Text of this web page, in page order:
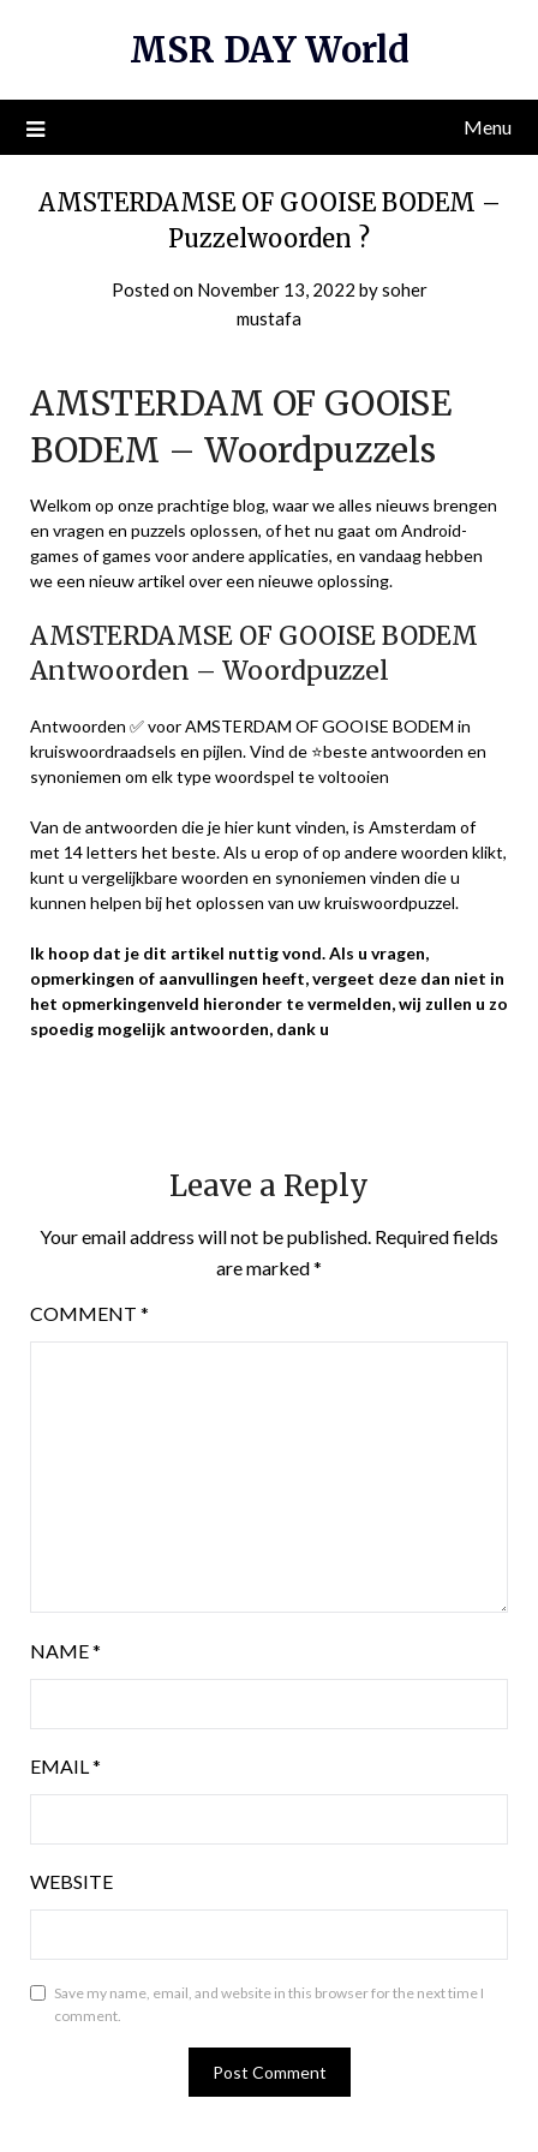
MSR DAY World
Menu
AMSTERDAMSE OF GOOISE BODEM –
Puzzelwoorden ?
Posted on November 13, 2022 bysoher
mustafa
AMSTERDAM OF GOOISE
BODEM – Woordpuzzels
Welkom op onze prachtige blog, waar we alles nieuws brengen
en vragen en puzzels oplossen, of het nu gaat om Android-
games of games voor andere applicaties, en vandaag hebben
we een nieuw artikel over een nieuwe oplossing.
AMSTERDAMSE OF GOOISE BODEM
Antwoorden – Woordpuzzel
Antwoorden ✅ voor AMSTERDAM OF GOOISE BODEM in
kruiswoordraadsels en pijlen. Vind de ⭐beste antwoorden en
synoniemen om elk type woordspel te voltooien
Van de antwoorden die je hier kunt vinden, is Amsterdam of
met 14 letters het beste. Als u erop of op andere woorden klikt,
kunt u vergelijkbare woorden en synoniemen vinden die u
kunnen helpen bij het oplossen van uw kruiswoordpuzzel.
Ik hoop dat je dit artikel nuttig vond. Als u vragen,
opmerkingen of aanvullingen heeft, vergeet deze dan niet in
het opmerkingenveld hieronder te vermelden, wij zullen u zo
spoedig mogelijk antwoorden, dank u
Leave a Reply
Your email address will not be published. Required fields
are marked*
COMMENT *
NAME*
EMAIL*
WEBSITE
Save my name, email, and website in this browser for the next time I
comment.